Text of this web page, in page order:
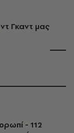
Γκαντ μας
- 112